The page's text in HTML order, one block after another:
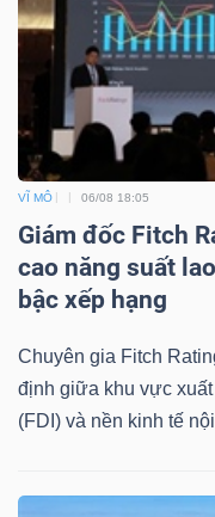
VĨ MÔ 06/08 18:05
Giám đốc Fitch
cao năng suất
bậc xếp hạng
Chuyên gia Fitch
định giữa khu vực
(FDI) và nền kinh tế